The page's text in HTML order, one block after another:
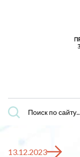
Поиск
по
13.12.2023